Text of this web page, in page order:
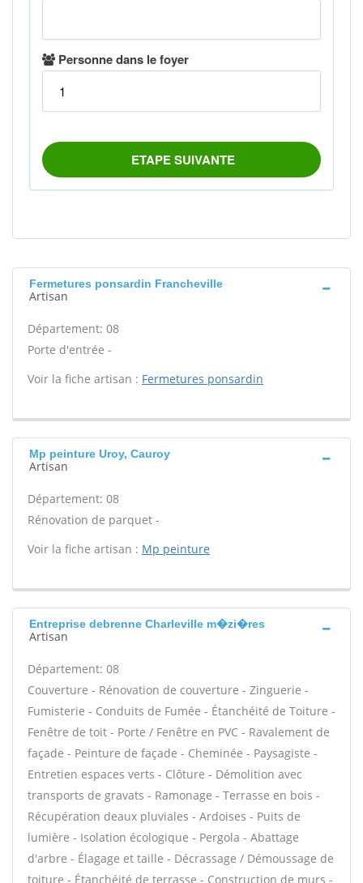
Fermetures ponsardin Francheville
Artisan
Département: 08
Porte d'entrée -
Voir la fiche artisan : Fermetures ponsardin
Mp peinture Uroy, Cauroy
Artisan
Département: 08
Rénovation de parquet -
Voir la fiche artisan : Mp peinture
Entreprise debrenne Charleville m�zi�res
Artisan
Département: 08
Couverture - Rénovation de couverture - Zinguerie -
Fumisterie - Conduits de Fumée - Étanchéité de Toiture -
Fenêtre de toit - Porte / Fenêtre en PVC - Ravalement de
façade - Peinture de façade - Cheminée - Paysagiste -
Entretien espaces verts - Clôture - Démolition avec
transports de gravats - Ramonage - Terrasse en bois -
Récupération deaux pluviales - Ardoises - Puits de
lumière - Isolation écologique - Pergola - Abattage
d'arbre - Élagage et taille - Décrassage / Démoussage de
toiture - Étanchéité de terrasse - Construction de murs -